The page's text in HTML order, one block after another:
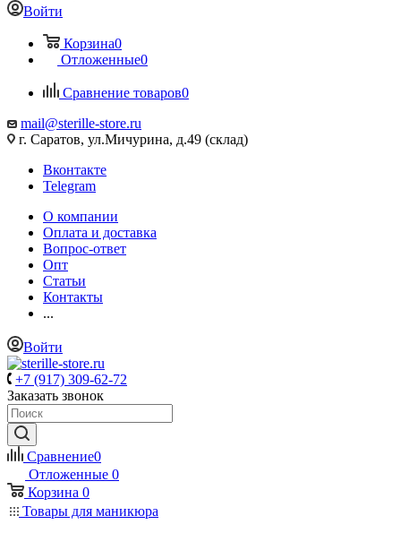
Войти
Корзина0
Отложенные0
Сравнение товаров0
mail@sterille-store.ru
г. Саратов, ул.Мичурина, д.49 (склад)
Вконтакте
Telegram
О компании
Оплата и доставка
Вопрос-ответ
Опт
Статьи
Контакты
...
Войти
+7 (917) 309-62-72
Заказать звонок
Сравнение0
Отложенные 0
Корзина 0
Товары для маникюра